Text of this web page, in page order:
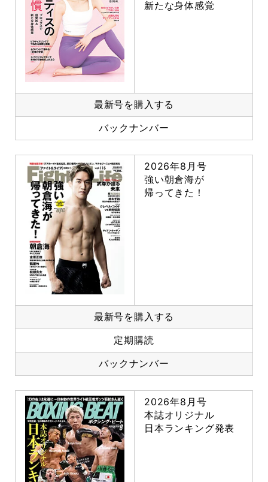
新たな身体感覚
最新号を購入する
バックナンバー
2026年8月号
強い朝倉海が
帰ってきた！
最新号を購入する
定期購読
バックナンバー
2026年8月号
本誌オリジナル
日本ランキング発表